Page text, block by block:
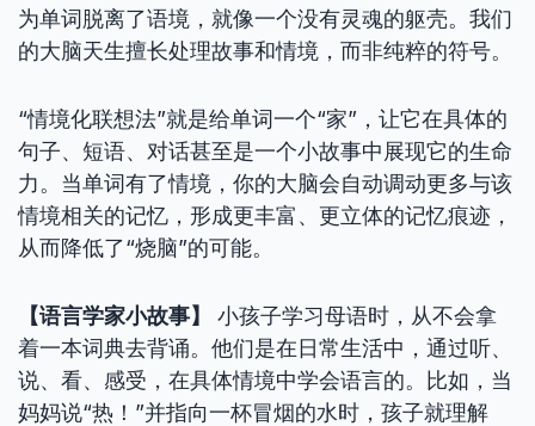
为单词脱离了语境，就像一个没有灵魂的躯壳。我们
的大脑天生擅长处理故事和情境，而非纯粹的符号。
“情境化联想法”就是给单词一个“家”，让它在具体的
句子、短语、对话甚至是一个小故事中展现它的生命
力。当单词有了情境，你的大脑会自动调动更多与该
情境相关的记忆，形成更丰富、更立体的记忆痕迹，
从而降低了“烧脑”的可能。
【语言学家小故事】
小孩子学习母语时，从不会拿
着一本词典去背诵。他们是在日常生活中，通过听、
说、看、感受，在具体情境中学会语言的。比如，当
妈妈说“热！”并指向一杯冒烟的水时，孩子就理解